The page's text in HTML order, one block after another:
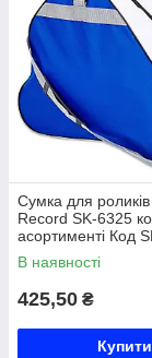
Сумка для роликів
Record SK-6325
асортименті Код
В наявності
425,50 ₴
Купити